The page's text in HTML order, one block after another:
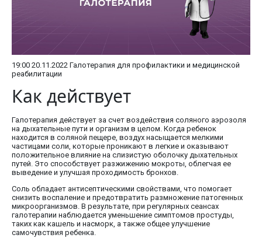
19:00 20.11.2022 Галотерапия для профилактики и медицинской
реабилитации
Как действует
Галотерапия действует за счет воздействия соляного аэрозоля
на дыхательные пути и организм в целом. Когда ребенок
находится в соляной пещере, воздух насыщается мелкими
частицами соли, которые проникают в легкие и оказывают
положительное влияние на слизистую оболочку дыхательных
путей. Это способствует разжижению мокроты, облегчая ее
выведение и улучшая проходимость бронхов.
Соль обладает антисептическими свойствами, что помогает
снизить воспаление и предотвратить размножение патогенных
микроорганизмов. В результате, при регулярных сеансах
галотерапии наблюдается уменьшение симптомов простуды,
таких как кашель и насморк, а также общее улучшение
самочувствия ребенка.